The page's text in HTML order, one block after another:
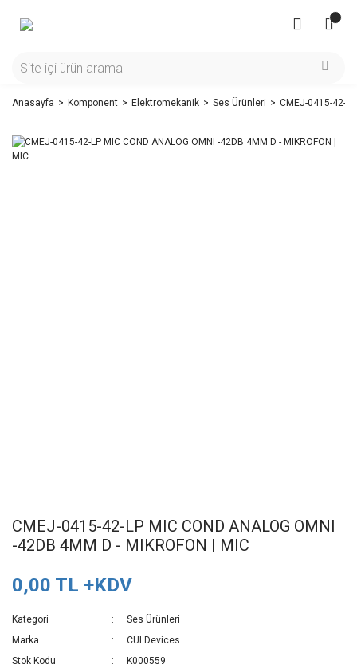
Anasayfa Komponent Elektromekanik Ses Ürünleri CMEJ-0415-42-
CMEJ-0415-42-LP MIC COND ANALOG OMNI
-42DB 4MM D - MIKROFON | MIC
0,00 TL +KDV
Kategori
Ses Ürünleri
Marka
CUI Devices
Stok Kodu
K000559